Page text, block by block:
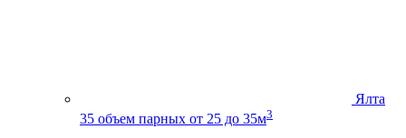
Ялта
35 объем парных от 25 до 35м3